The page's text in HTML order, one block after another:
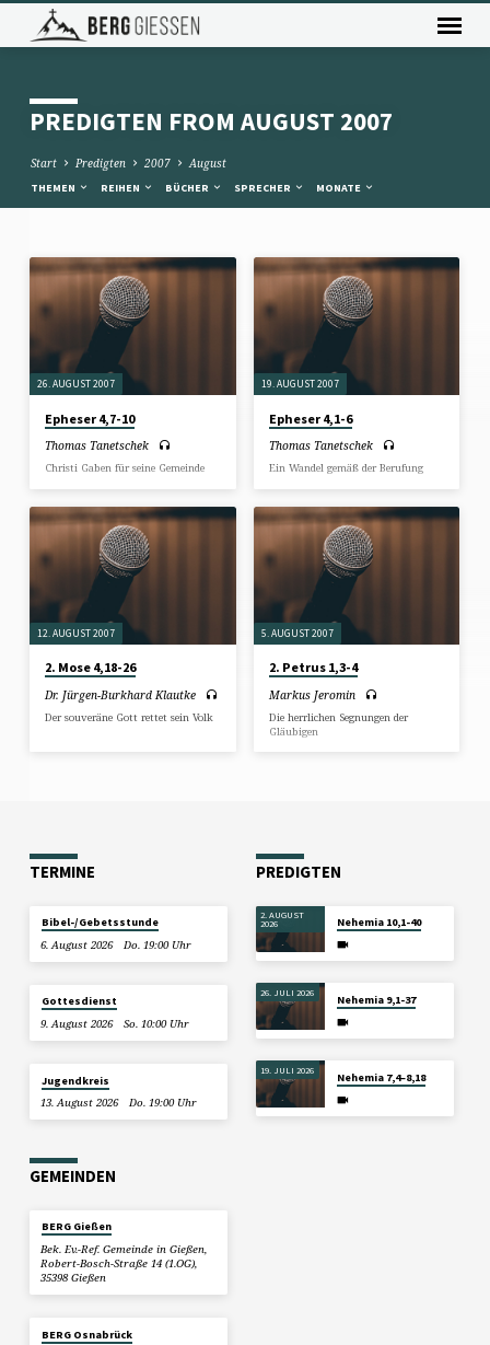
PREDIGTEN FROM AUGUST 2007
Start Predigten 2007 August
THEMEN REIHEN BÜCHER SPRECHER MONATE
PREDIGTEN
FROM
AUGUST
2007
26. AUGUST 2007
Epheser 4,7-10
Thomas Tanetschek
Christi Gaben für seine Gemeinde
19. AUGUST 2007
Epheser 4,1-6
Thomas Tanetschek
Ein Wandel gemäß der Berufung
12. AUGUST 2007
2. Mose 4,18-26
Dr. Jürgen-Burkhard Klautke
Der souveräne Gott rettet sein Volk
5. AUGUST 2007
2. Petrus 1,3-4
Markus Jeromin
Die herrlichen Segnungen der
Gläubigen
TERMINE
Bibel-/Gebetsstunde
6. August 2026
Do. 19:00 Uhr
Gottesdienst
9. August 2026
So. 10:00 Uhr
Jugendkreis
13. August 2026
Do. 19:00 Uhr
PREDIGTEN
2. AUGUST
2026 Nehemia 10,1-40
26. JULI 2026
Nehemia 9,1-37
19. JULI 2026
Nehemia 7,4–8,18
GEMEINDEN
BERG Gießen
Bek. Ev.-Ref. Gemeinde in Gießen,
Robert-Bosch-Straße 14 (1.OG),
35398 Gießen
BERG Osnabrück